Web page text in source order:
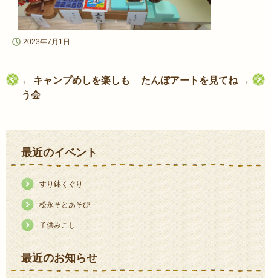
2023年7月1日
投
ビ
ゲ
ー
シ
ョ
ン
← キャンプめしを楽しも
う会
たんぼアートを見てね →
最近のイベント
すり鉢くぐり
松永そとあそび
子供みこし
最近のお知らせ